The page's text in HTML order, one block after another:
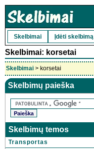
Skelbimai Įdėti skelbimą
Skelbimai: korsetai
Skelbimai > korsetai
Skelbimų paieška
Skelbimų temos
Transportas